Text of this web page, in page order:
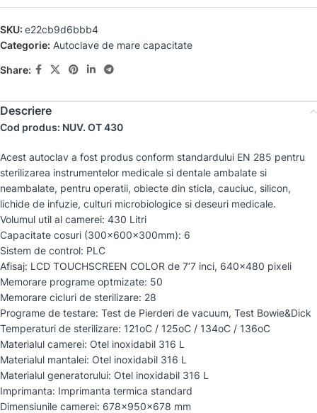
SKU: e22cb9d6bbb4
Categorie: Autoclave de mare capacitate
Share:
Descriere
Cod produs: NUV. OT 430
Acest autoclav a fost produs conform standardului EN 285 pentru
sterilizarea instrumentelor medicale si dentale ambalate si
neambalate, pentru operatii, obiecte din sticla, cauciuc, silicon,
lichide de infuzie, culturi microbiologice si deseuri medicale.
Volumul util al camerei: 430 Litri
Capacitate cosuri (300x600x300mm): 6
Sistem de control: PLC
Afisaj: LCD TOUCHSCREEN COLOR de 7’7 inci, 640×480 pixeli
Memorare programe optmizate: 50
Memorare cicluri de sterilizare: 28
Programe de testare: Test de Pierderi de vacuum, Test Bowie&Dick
Temperaturi de sterilizare: 121oC / 125oC / 134oC / 136oC
Materialul camerei: Otel inoxidabil 316 L
Materialul mantalei: Otel inoxidabil 316 L
Materialul generatorului: Otel inoxidabil 316 L
Imprimanta: Imprimanta termica standard
Dimensiunile camerei: 678x950x678 mm